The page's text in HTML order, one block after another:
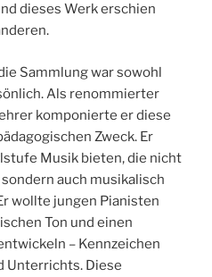
dieses Werk erschien
Sammlung war sowohl
Als renommierter
komponierte er diese
Zweck. Er
Musik bieten, die nicht
auch musikalisch
wollte jungen Pianisten
Ton und einen
– Kennzeichen
Unterrichts. Diese